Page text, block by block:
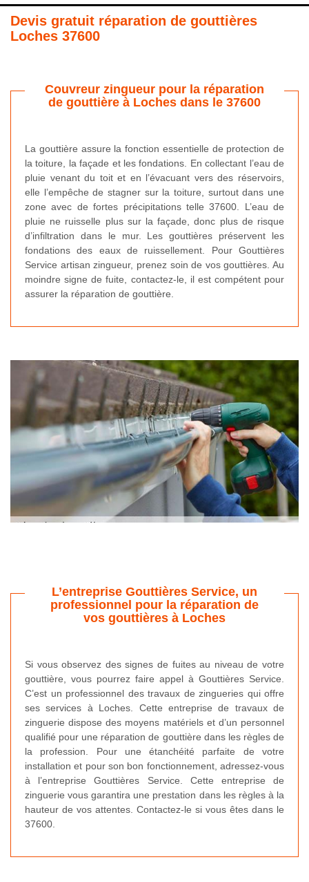
Devis gratuit réparation de gouttières
Loches 37600
Couvreur zingueur pour la réparation
de gouttière à Loches dans le 37600
La gouttière assure la fonction essentielle de protection de
la toiture, la façade et les fondations. En collectant l’eau de
pluie venant du toit et en l’évacuant vers des réservoirs,
elle l’empêche de stagner sur la toiture, surtout dans une
zone avec de fortes précipitations telle 37600. L’eau de
pluie ne ruisselle plus sur la façade, donc plus de risque
d’infiltration dans le mur. Les gouttières préservent les
fondations des eaux de ruissellement. Pour Gouttières
Service artisan zingueur, prenez soin de vos gouttières. Au
moindre signe de fuite, contactez-le, il est compétent pour
assurer la réparation de gouttière.
L’entreprise Gouttières Service, un
professionnel pour la réparation de
vos gouttières à Loches
Si vous observez des signes de fuites au niveau de votre
gouttière, vous pourrez faire appel à Gouttières Service.
C’est un professionnel des travaux de zingueries qui offre
ses services à Loches. Cette entreprise de travaux de
zinguerie dispose des moyens matériels et d’un personnel
qualifié pour une réparation de gouttière dans les règles de
la profession. Pour une étanchéité parfaite de votre
installation et pour son bon fonctionnement, adressez-vous
à l’entreprise Gouttières Service. Cette entreprise de
zinguerie vous garantira une prestation dans les règles à la
hauteur de vos attentes. Contactez-le si vous êtes dans le
37600.